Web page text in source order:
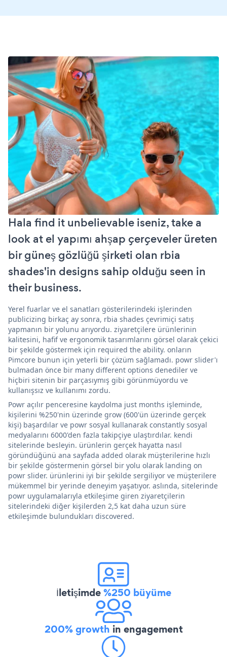
Hala find it unbelievable iseniz, take a
look at el yapımı ahşap çerçeveler üreten
bir güneş gözlüğü şirketi olan rbia
shades'in designs sahip olduğu seen in
their business.
Yerel fuarlar ve el sanatları gösterilerindeki işlerinden
publicizing birkaç ay sonra, rbia shades çevrimiçi satış
yapmanın bir yolunu arıyordu. ziyaretçilere ürünlerinin
kalitesini, hafif ve ergonomik tasarımlarını görsel olarak çekici
bir şekilde göstermek için required the ability. onların
Pimcore bunun için yeterli bir çözüm sağlamadı. powr slider'ı
bulmadan önce bir many different options denediler ve
hiçbiri sitenin bir parçasıymış gibi görünmüyordu ve
kullanışsız ve kullanımı zordu.
Powr açılır penceresine kaydolma just months işleminde,
kişilerini %250'nin üzerinde grow (600'ün üzerinde gerçek
kişi) başardılar ve powr sosyal kullanarak constantly sosyal
medyalarını 6000'den fazla takipçiye ulaştırdılar. kendi
sitelerinde besleyin. ürünlerin gerçek hayatta nasıl
göründüğünü ana sayfada added olarak müşterilerine hızlı
bir şekilde göstermenin görsel bir yolu olarak landing on
powr slider. ürünlerini iyi bir şekilde sergiliyor ve müşterilere
mükemmel bir yerinde deneyim yaşatıyor. aslında, sitelerinde
powr uygulamalarıyla etkileşime giren ziyaretçilerin
sitelerindeki diğer kişilerden 2,5 kat daha uzun süre
etkileşimde bulundukları discovered.
İletişimde%250 büyüme
200% growth in engagement